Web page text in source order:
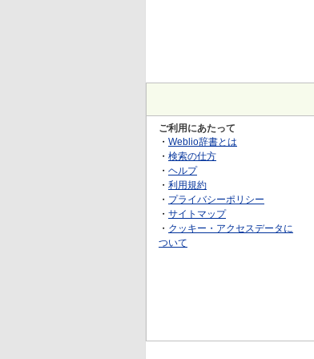
ご利用にあたって
・ Weblio辞書とは
・ 検索の仕方
・ ヘルプ
・ 利用規約
・ プライバシーポリシー
・ サイトマップ
・ クッキー・アクセスデータに
ついて